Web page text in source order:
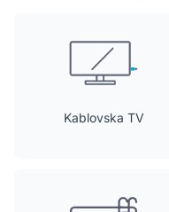
Kablovska TV